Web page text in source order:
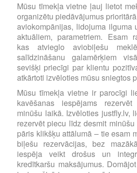
Mūsu tīmekļa vietne ļauj lietot
organizētu piedāvājumus
aviokompānijas, lidojuma ilguma
aktuāliem, parametriem. Esam
kas atvieglo aviobiļešu
salīdzināšanu galamērķiem
sevišķi priecīgi par klientu
atkārtoti izvēloties mūsu sniegtos
Mūsu tīmekļa vietne ir parocīgi
kavēšanas iespējams
minūšu laikā. Izvēloties justfly.lv,
rezervēt piecu līdz desmit
pāris klikšķu attālumā – tie esam
biļešu rezervācijas, bez
iespēja veikt drošus un
kredītkaršu maksājumus.